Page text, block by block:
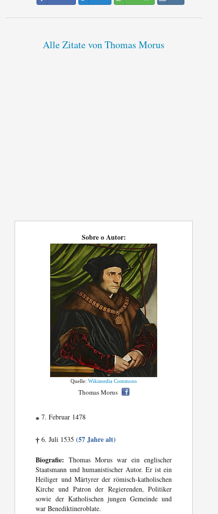
Alle Zitate von Thomas Morus
Sobre o Autor:
Quelle:Wikimedia Commons
Thomas Morus
* 7. Februar 1478
† 6. Juli 1535(57 Jahre alt)
Biografie: Thomas Morus war ein englischer
Staatsmann und humanistischer Autor. Er ist ein
Heiliger und Märtyrer der römisch-katholischen
Kirche und Patron der Regierenden, Politiker
sowie der Katholischen jungen Gemeinde und
war Benediktineroblate.